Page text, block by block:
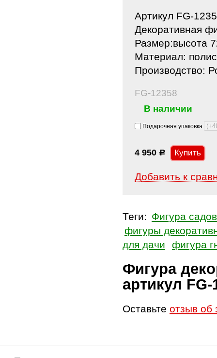
Артикул FG-
Декоративная
Размер:высота
Материал:
Производство:
FG-12358
В наличии
Подарочная упаковка
4 950 Р
Добавить к
Теги: Фигура
фигуры
для дачи
фигура
Фигура
артикул
Оставьте отзыв об